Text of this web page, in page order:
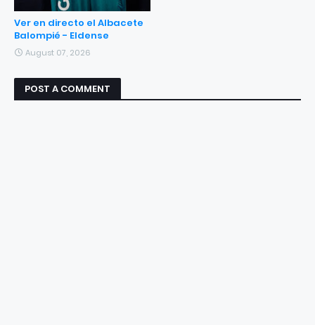
Ver en directo el Albacete
Balompié - Eldense
August 07, 2026
POST A COMMENT